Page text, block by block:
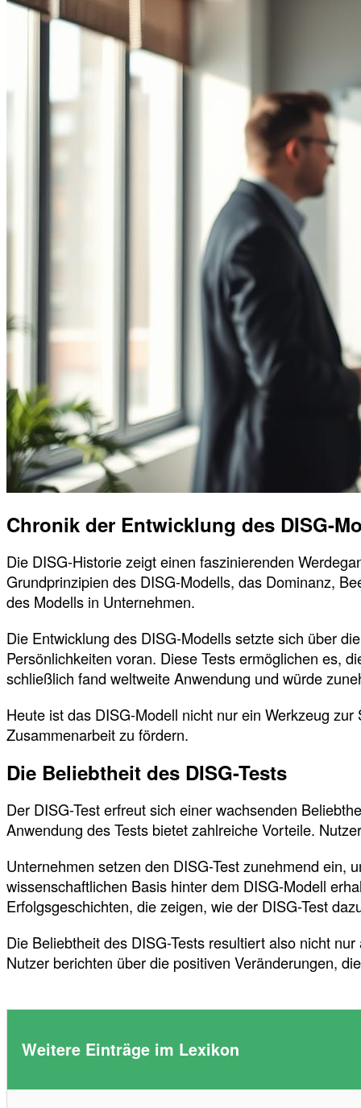
Chronik der Entwicklung des DISG-
Die DISG-Historie zeigt einen faszinierenden
Grundprinzipien des DISG-Modells, das Dominanz,
des Modells in Unternehmen.
Die Entwicklung des DISG-Modells setzte sich über
Persönlichkeiten voran. Diese Tests ermöglichen es,
schließlich fand weltweite Anwendung und würde
Heute ist das DISG-Modell nicht nur ein Werkzeug
Zusammenarbeit zu fördern.
Die Beliebtheit des DISG-Tests
Der DISG-Test erfreut sich einer wachsenden
Anwendung des Tests bietet zahlreiche Vorteile.
Unternehmen setzen den DISG-Test zunehmend ein,
wissenschaftlichen Basis hinter dem DISG-Modell
Erfolgsgeschichten, die zeigen, wie der DISG-Test
Die Beliebtheit des DISG-Tests resultiert also nicht
Nutzer berichten über die positiven Veränderungen,
Weitere Einträge im Lexikon